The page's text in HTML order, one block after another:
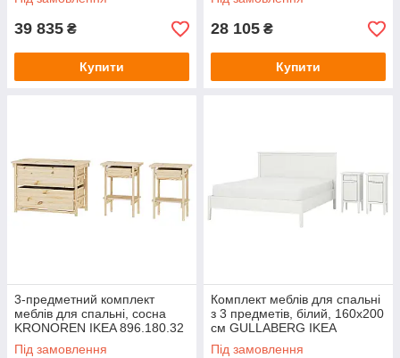
39 835 ₴
Купити
28 105 ₴
Купити
3-предметний комплект
меблів для спальні, сосна
KRONOREN IKEA 896.180.32
Під замовлення
Комплект меблів для спальні
з 3 предметів, білий, 160x200
см GULLABERG IKEA
996.148.92
Під замовлення